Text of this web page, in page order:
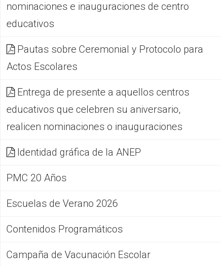
nominaciones e inauguraciones de centro
educativos
Pautas sobre Ceremonial y Protocolo para
Actos Escolares
Entrega de presente a aquellos centros
educativos que celebren su aniversario,
realicen nominaciones o inauguraciones
Identidad gráfica de la ANEP
PMC 20 Años
Escuelas de Verano 2026
Contenidos Programáticos
Campaña de Vacunación Escolar